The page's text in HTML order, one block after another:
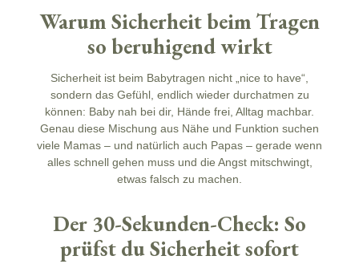
Warum Sicherheit beim Tragen
so beruhigend wirkt
Sicherheit ist beim Babytragen nicht „nice to have“,
sondern das Gefühl, endlich wieder durchatmen zu
können: Baby nah bei dir, Hände frei, Alltag machbar.
Genau diese Mischung aus Nähe und Funktion suchen
viele Mamas – und natürlich auch Papas – gerade wenn
alles schnell gehen muss und die Angst mitschwingt,
etwas falsch zu machen.
Der 30-Sekunden-Check: So
prüfst du Sicherheit sofort